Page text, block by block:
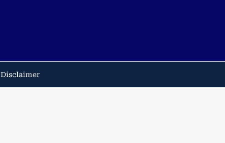
Disclaimer